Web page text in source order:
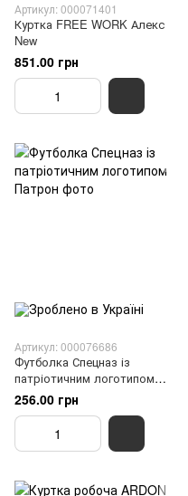
Артикул: 000071401
Куртка FREE WORK Алекс
New
851.00 грн
Артикул: 000076686
Футболка Спецназ із
патріотичним логотипом
Патрон
256.00 грн